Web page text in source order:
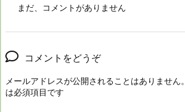
まだ、コメントがありません
コメントをどうぞ
メールアドレスが公開されることはありません。
は必須項目です